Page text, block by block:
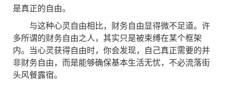
是真正的自由。
与这种心灵自由相比，财务自由显得微不足道。许
多所谓的财务自由之人，其实只是被束缚在某个框架
内。当心灵获得自由时，你会发现，自己真正需要的并
非财务自由，而是能够确保基本生活无忧，不必流落街
头风餐露宿。